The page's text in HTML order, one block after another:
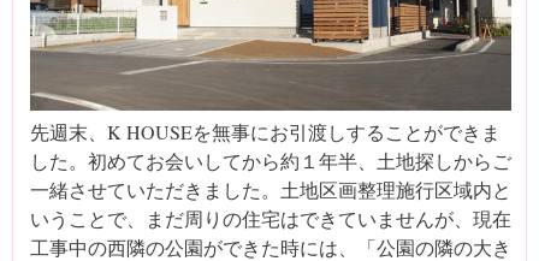
先週末、K HOUSEを無事にお引渡しすることができま
した。初めてお会いしてから約１年半、土地探しからご
一緒させていただきました。土地区画整理施行区域内と
いうことで、まだ周りの住宅はできていませんが、現在
工事中の西隣の公園ができた時には、「公園の隣の大き